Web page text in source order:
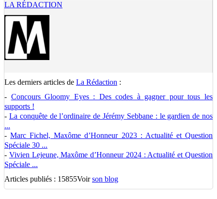
LA RÉDACTION
Les derniers articles de La Rédaction :
- Concours Gloomy Eyes : Des codes à gagner pour tous les
supports !
- La conquête de l’ordinaire de Jérémy Sebbane : le gardien de nos
...
-Marc Fichel, Maxôme d’Honneur 2023 : Actualité et Question
Spéciale 30 ...
- Vivien Lejeune, Maxôme d’Honneur 2024 : Actualité et Question
Spéciale ...
Articles publiés : 15855Voirson blog